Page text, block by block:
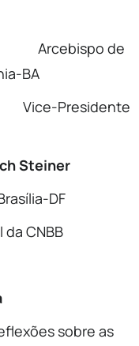
Arcebispo de
BA
Presidente
Steiner
DF
CNBB
sobre as